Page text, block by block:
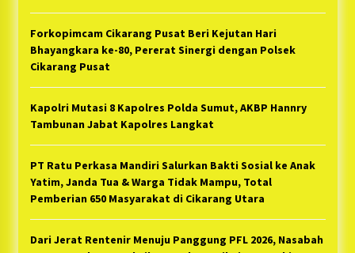
Forkopimcam Cikarang Pusat Beri Kejutan Hari
Bhayangkara ke-80, Pererat Sinergi dengan Polsek
Cikarang Pusat
Kapolri Mutasi 8 Kapolres Polda Sumut, AKBP Hannry
Tambunan Jabat Kapolres Langkat
PT Ratu Perkasa Mandiri Salurkan Bakti Sosial ke Anak
Yatim, Janda Tua & Warga Tidak Mampu, Total
Pemberian 650 Masyarakat di Cikarang Utara
Dari Jerat Rentenir Menuju Panggung PFL 2026, Nasabah